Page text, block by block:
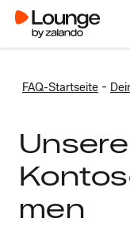
FAQ-Startseite -
Unsere
men